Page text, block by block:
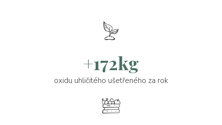
+172kg
oxidu uhličitého ušetřeného za rok